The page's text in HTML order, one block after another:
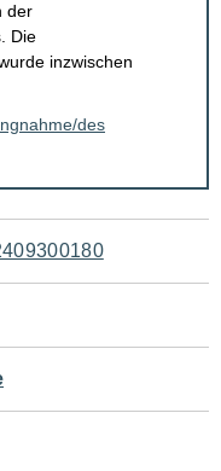
der
Die
inzwischen
des